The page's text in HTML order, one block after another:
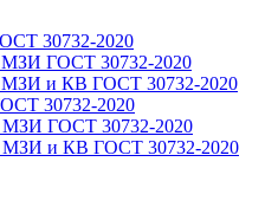
30732-2020
ГОСТ 30732-2020
и КВ ГОСТ 30732-2020
30732-2020
ГОСТ 30732-2020
и КВ ГОСТ 30732-2020